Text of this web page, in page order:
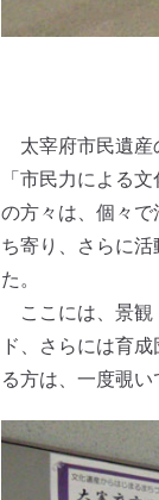
太宰府市民遺産
「市民力による
の方々は、個々
ち寄り、さらに
た。
ここには、景観
ド、さらには育
る方は、一度覗